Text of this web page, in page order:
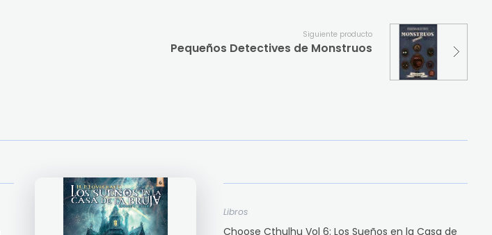
Siguiente producto
Pequeños Detectives de Monstruos
Libros
Choose Cthulhu Vol 6: Los Sueños en la Casa de